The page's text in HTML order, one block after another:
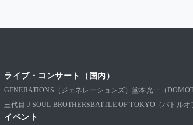
ライブ・コンサート（国内）
GENERATIONS（ジェネレーションズ）堂本光一（
三代目 J SOUL BROTHERSBATTLE OF TOKYO（バトルオ
イベント